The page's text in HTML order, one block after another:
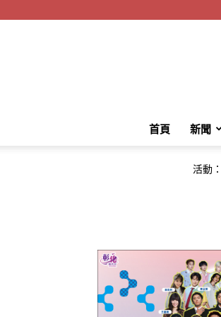
首頁 新聞
活動：